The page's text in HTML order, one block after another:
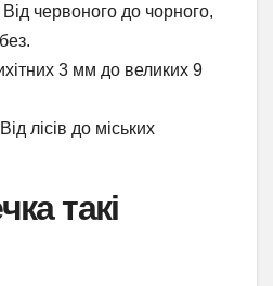
Від червоного до чорного,
3 мм до великих 9
лісів до міських
такі